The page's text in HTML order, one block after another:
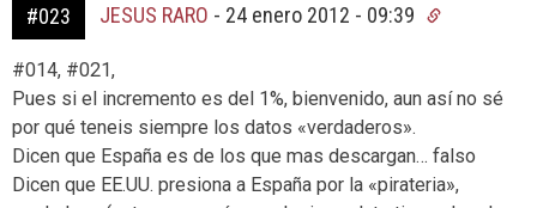
#023 JESUS RARO - 24 enero 2012 - 09:39
#014, #021,
Pues si el incremento es del 1%, bienvenido, aun así no sé
por qué teneis siempre los datos «verdaderos».
Dicen que España es de los que mas descargan… falso
Dicen que EE.UU. presiona a España por la «pirateria»,